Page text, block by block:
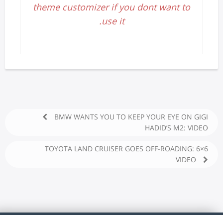
theme customizer if you dont want to
use it.
BMW WANTS YOU TO KEEP YOUR EYE ON GIGI
HADID’S M2: VIDEO
6×6 TOYOTA LAND CRUISER GOES OFF-ROADING:
VIDEO